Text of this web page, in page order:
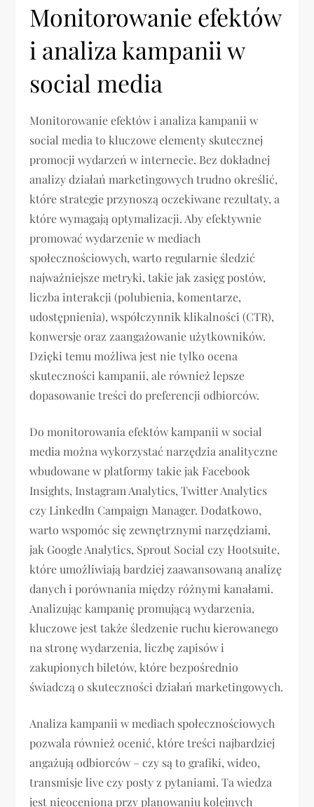
Monitorowanie efektów
i analiza kampanii w
social media
Monitorowanie efektów i analiza kampanii w
social media to kluczowe elementy skutecznej
promocji wydarzeń w internecie. Bez dokładnej
analizy działań marketingowych trudno określić,
które strategie przynoszą oczekiwane rezultaty, a
które wymagają optymalizacji. Aby efektywnie
promować wydarzenie w mediach
społecznościowych, warto regularnie śledzić
najważniejsze metryki, takie jak zasięg postów,
liczba interakcji (polubienia, komentarze,
udostępnienia), współczynnik klikalności (CTR),
konwersje oraz zaangażowanie użytkowników.
Dzięki temu możliwa jest nie tylko ocena
skuteczności kampanii, ale również lepsze
dopasowanie treści do preferencji odbiorców.
Do monitorowania efektów kampanii w social
media można wykorzystać narzędzia analityczne
wbudowane w platformy takie jak Facebook
Insights, Instagram Analytics, Twitter Analytics
czy LinkedIn Campaign Manager. Dodatkowo,
warto wspomóc się zewnętrznymi narzędziami,
jak Google Analytics, Sprout Social czy Hootsuite,
które umożliwiają bardziej zaawansowaną analizę
danych i porównania między różnymi kanałami.
Analizując kampanię promującą wydarzenia,
kluczowe jest także śledzenie ruchu kierowanego
na stronę wydarzenia, liczbę zapisów i
zakupionych biletów, które bezpośrednio
świadczą o skuteczności działań marketingowych.
Analiza kampanii w mediach społecznościowych
pozwala również ocenić, które treści najbardziej
angażują odbiorców – czy są to grafiki, wideo,
transmisje live czy posty z pytaniami. Ta wiedza
jest nieoceniona przy planowaniu kolejnych